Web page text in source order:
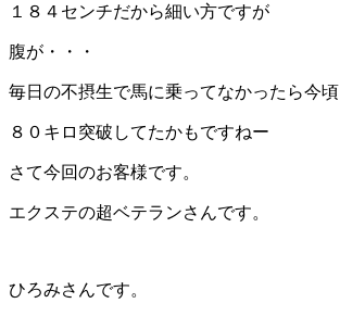
１８４センチだから細い方ですが
腹が・・・
毎日の不摂生で馬に乗ってなかったら今頃
８０キロ突破してたかもですねー
さて今回のお客様です。
エクステの超ベテランさんです。
ひろみさんです。